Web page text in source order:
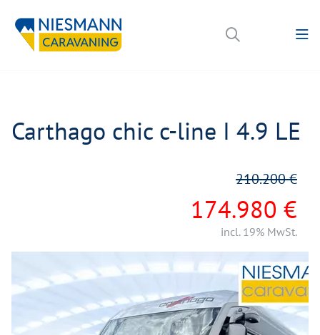
Carthago chic c-line I 4.9 LE
174.980 €
210.200 €
incl. 19% MwSt.